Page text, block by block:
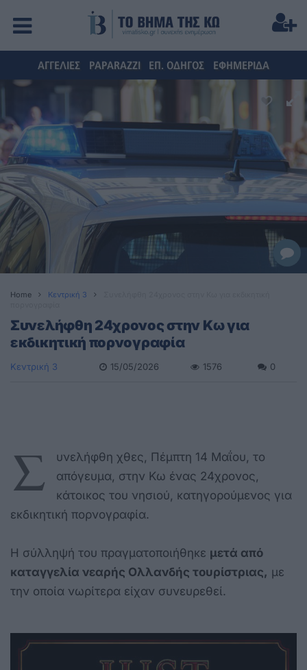
ΑΓΓΕΛΙΕΣ PAPARAZZI ΕΠ. ΟΔΗΓΟΣ ΕΦΗΜΕΡΙΔΑ
Home Κεντρική 3
Συνελήφθη 24χρονος στην Κω για
εκδικητική πορνογραφία
Κεντρική 3 15/05/2026 1576 0
Σ
υνελήφθη χθες, Πέμπτη 14 Μαΐου, το
απόγευμα, στην Κω ένας 24χρονος,
κάτοικος του νησιού, κατηγορούμενος για
εκδικητική πορνογραφία.
Η σύλληψή του πραγματοποιήθηκε μετά από
καταγγελία νεαρής Ολλανδής τουρίστριας, με
την οποία νωρίτερα είχαν συνευρεθεί.